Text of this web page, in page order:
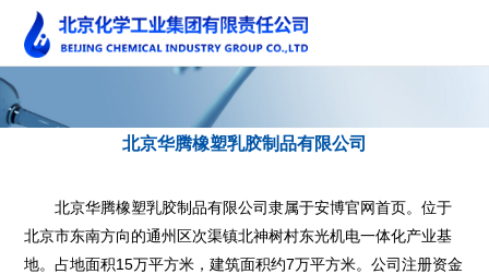
北京华腾橡塑乳胶制品有限公司
北京华腾橡塑乳胶制品有限公司隶属于安博官网首页。位于
北京市东南方向的通州区次渠镇北神树村东光机电一体化产业基
地。占地面积15万平方米，建筑面积约7万平方米。公司注册资金